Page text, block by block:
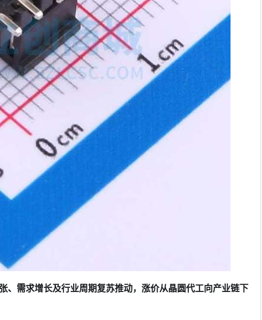
、需求增长及行业周期复苏推动，涨价从晶圆代工向产业链下